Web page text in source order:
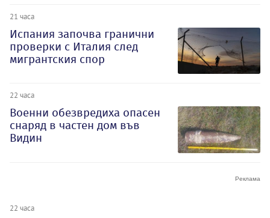
21 часа
Испания започва гранични
проверки с Италия след
мигрантския спор
22 часа
Военни обезвредиха опасен
снаряд в частен дом във
Видин
22 часа